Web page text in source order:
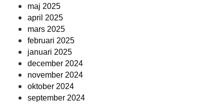
maj 2025
april 2025
mars 2025
februari 2025
januari 2025
december 2024
november 2024
oktober 2024
september 2024